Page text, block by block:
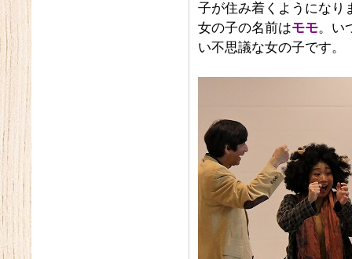
子が住み着くようになり
女の子の名前はモモ。い
い不思議な女の子です。